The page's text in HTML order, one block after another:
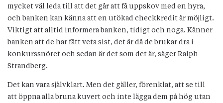
mycket väl leda till att det går att få uppskov med en hyra,
och banken kan känna att en utökad checkkredit är möjligt.
Viktigt att alltid informera banken, tidigt och noga. Känner
banken att de har fått veta sist, det är då de brukar dra i
konkurssnöret och sedan är det som det är, säger Ralph
Strandberg.
Det kan vara självklart. Men det gäller, förenklat, att se till
att öppna alla bruna kuvert och inte lägga dem på hög utan